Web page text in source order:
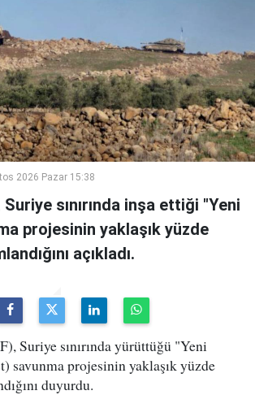
2026 Pazar 15:38
sınırında inşa ettiği "Yeni
projesinin yaklaşık yüzde
açıkladı.
Suriye sınırında yürüttüğü "Yeni
savunma projesinin yaklaşık yüzde
duyurdu.